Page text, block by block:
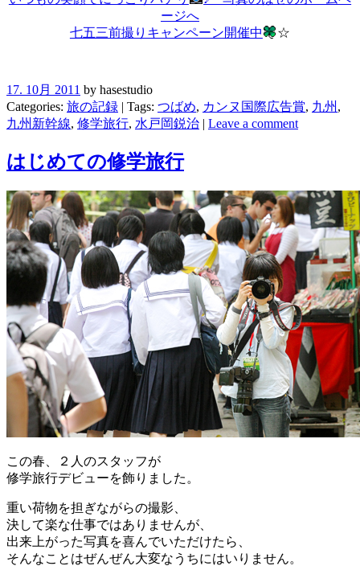
ージへ
七五三前撮りキャンペーン開催中
☆
17. 10月 2011 by hasestudio
Categories: 旅の記録 | Tags: つばめ, カンヌ国際広告賞, 九州 ,
九州新幹線, 修学旅行, 水戸岡鋭治 | Leave a comment
はじめての修学旅行
この春、２人のスタッフが
修学旅行デビューを飾りました。
重い荷物を担ぎながらの撮影、
決して楽な仕事ではありませんが、
出来上がった写真を喜んでいただけたら、
そんなことはぜんぜん大変なうちにはいりません。